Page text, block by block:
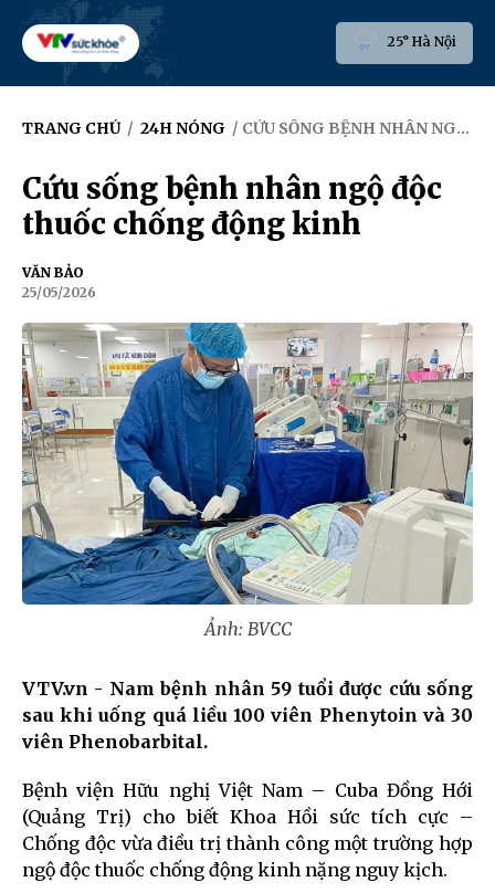
25° Hà Nội
TRANG CHỦ / 24H NÓNG / CỨU SỐNG BỆNH NHÂN NGỘ ĐỘC THUỐC CHỐNG ĐỘNG KINH
Cứu sống bệnh nhân ngộ độc
thuốc chống động kinh
VĂN BẢO
25/05/2026
Ảnh: BVCC
VTV.vn - Nam bệnh nhân 59 tuổi được cứu sống
sau khi uống quá liều 100 viên Phenytoin và 30
viên Phenobarbital.
Bệnh viện Hữu nghị Việt Nam – Cuba Đồng Hới
(Quảng Trị) cho biết Khoa Hồi sức tích cực –
Chống độc vừa điều trị thành công một trường hợp
ngộ độc thuốc chống động kinh nặng nguy kịch.